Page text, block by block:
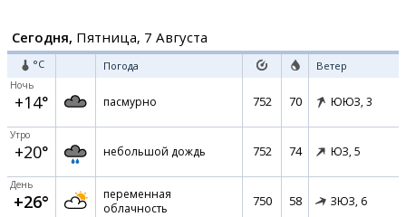
Сегодня, Пятница, 7 Августа
°C Погода Ветер
Ночь
+14° пасмурно 752 70 ЮЮЗ, 3
Утро
+20° небольшой дождь 752 74 ЮЗ, 5
День
+26°
переменная
облачность
750 58 ЗЮЗ, 6